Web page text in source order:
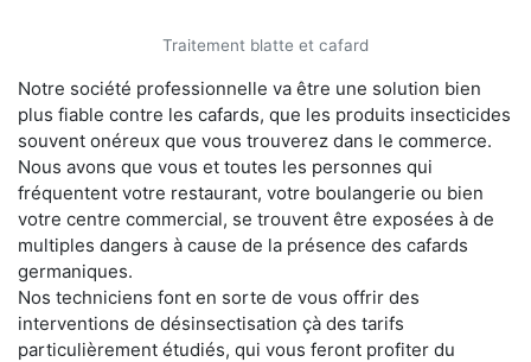
Traitement blatte et cafard
Notre société professionnelle va être une solution bien
plus fiable contre les cafards, que les produits insecticides
souvent onéreux que vous trouverez dans le commerce.
Nous avons que vous et toutes les personnes qui
fréquentent votre restaurant, votre boulangerie ou bien
votre centre commercial, se trouvent être exposées à de
multiples dangers à cause de la présence des cafards
germaniques.
Nos techniciens font en sorte de vous offrir des
interventions de désinsectisation çà des tarifs
particulièrement étudiés, qui vous feront profiter du